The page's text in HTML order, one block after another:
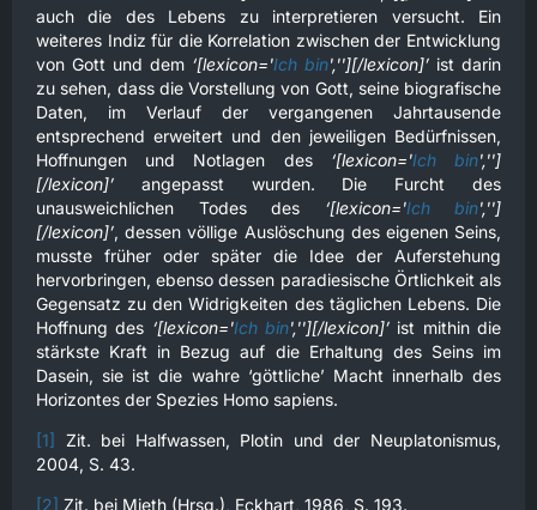
auch die des Lebens zu interpretieren versucht. Ein
weiteres Indiz für die Korrelation zwischen der Entwicklung
von Gott und dem ‘[lexicon='Ich bin',''][/lexicon]’ ist darin
zu sehen, dass die Vorstellung von Gott, seine biografische
Daten, im Verlauf der vergangenen Jahrtausende
entsprechend erweitert und den jeweiligen Bedürfnissen,
Hoffnungen und Notlagen des ‘[lexicon='Ich bin','']
[/lexicon]’ angepasst wurden. Die Furcht des
unausweichlichen Todes des ‘[lexicon='Ich bin','']
[/lexicon]’, dessen völlige Auslöschung des eigenen Seins,
musste früher oder später die Idee der Auferstehung
hervorbringen, ebenso dessen paradiesische Örtlichkeit als
Gegensatz zu den Widrigkeiten des täglichen Lebens. Die
Hoffnung des ‘[lexicon='Ich bin',''][/lexicon]’ ist mithin die
stärkste Kraft in Bezug auf die Erhaltung des Seins im
Dasein, sie ist die wahre ‘göttliche’ Macht innerhalb des
Horizontes der Spezies Homo sapiens.
[1]
Zit. bei Halfwassen, Plotin und der Neuplatonismus,
2004, S. 43.
[2] Zit. bei Mieth (Hrsg.), Eckhart, 1986, S. 193.